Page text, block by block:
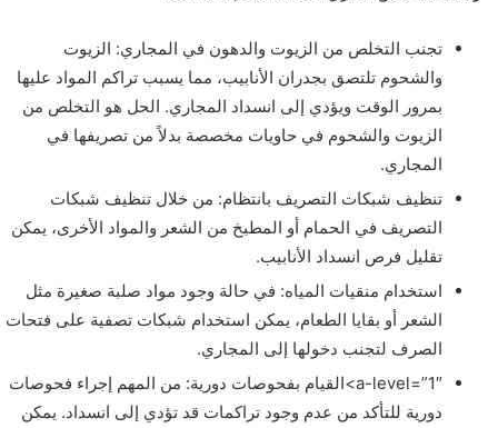
تجنب التخلص من الزيوت والدهون في المجاري: الزيوت
والشحوم تلتصق بجدران الأنابيب، مما يسبب تراكم المواد عليها
بمرور الوقت ويؤدي إلى انسداد المجاري. الحل هو التخلص من
الزيوت والشحوم في حاويات مخصصة بدلاً من تصريفها في
المجاري.
تنظيف شبكات التصريف بانتظام: من خلال تنظيف شبكات
التصريف في الحمام أو المطبخ من الشعر والمواد الأخرى، يمكن
تقليل فرص انسداد الأنابيب.
استخدام منقيات المياه: في حالة وجود مواد صلبة صغيرة مثل
الشعر أو بقايا الطعام، يمكن استخدام شبكات تصفية على فتحات
الصرف لتجنب دخولها إلى المجاري.
a-level=”1″>القيام بفحوصات دورية: من المهم إجراء فحوصات
دورية للتأكد من عدم وجود تراكمات قد تؤدي إلى انسداد. يمكن